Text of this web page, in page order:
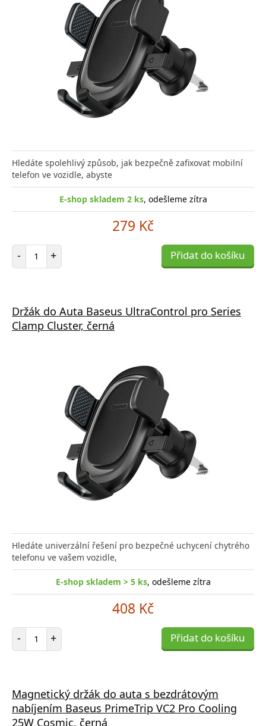
Hledáte spolehlivý způsob, jak bezpečně zafixovat mobilní
telefon ve vozidle, abyste
E-shop skladem 2 ks, odešleme zítra
279 Kč
- Počet položek
+ Přidat do košíku
Držák do Auta Baseus UltraControl pro Series
Clamp Cluster, černá
Hledáte univerzální řešení pro bezpečné uchycení chytrého
telefonu ve vašem vozidle,
E-shop skladem > 5 ks, odešleme zítra
408 Kč
- Počet položek
+ Přidat do košíku
Magnetický držák do auta s bezdrátovým
nabíjením Baseus PrimeTrip VC2 Pro Cooling
25W Cosmic, černá